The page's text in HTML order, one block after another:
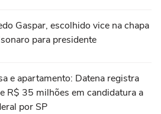
Gaspar, escolhido vice na chapa
para presidente
e apartamento: Datena registra
R$ 35 milhões em candidatura a
por SP